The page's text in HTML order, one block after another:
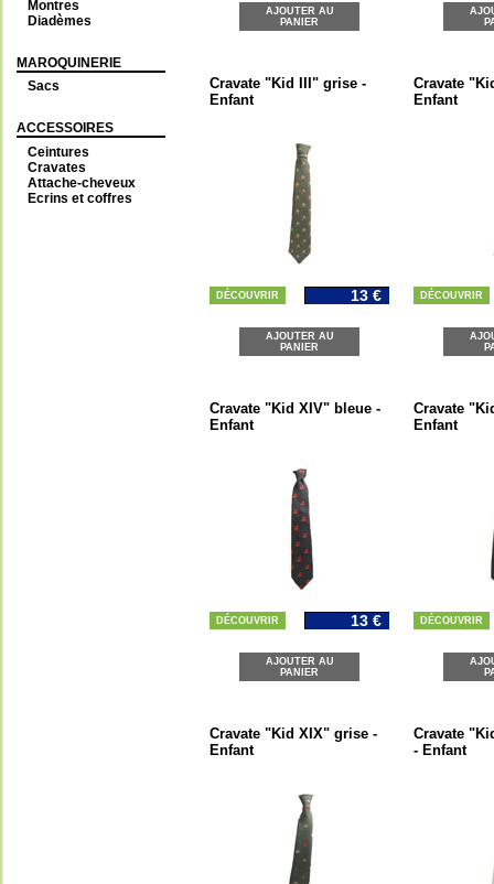
Montres
Diadèmes
MAROQUINERIE
Sacs
ACCESSOIRES
Ceintures
Cravates
Attache-cheveux
Ecrins et coffres
AJOUTER AU
PANIER
Cravate "Kid III" grise -
Enfant
DÉCOUVRIR 13 €
AJOUTER AU
PANIER
Cravate
Enfant
DÉCOUVRIR
Cravate "Kid XIV" bleue -
Enfant
DÉCOUVRIR 13 €
AJOUTER AU
PANIER
Cravate
Enfant
DÉCOUVRIR
Cravate "Kid XIX" grise -
Enfant
Cravate
- Enfant